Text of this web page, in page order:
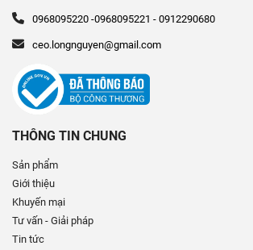
0968095220 -0968095221 - 0912290680
ceo.longnguyen@gmail.com
THÔNG TIN CHUNG
Sản phẩm
Giới thiệu
Khuyến mại
Tư vấn - Giải pháp
Tin tức